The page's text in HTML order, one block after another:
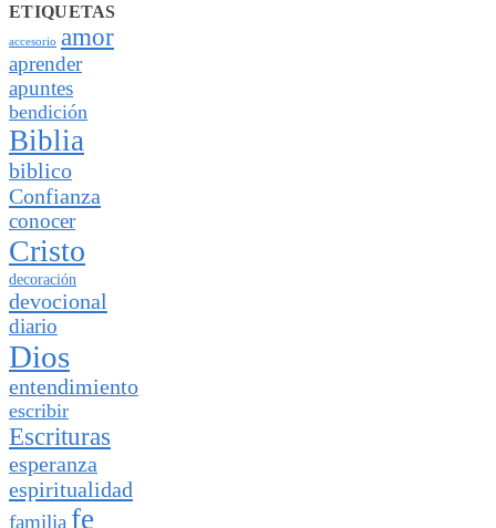
ETIQUETAS
accesorio amor
aprender
apuntes
bendición
Biblia
biblico
Confianza
conocer
Cristo
decoración
devocional
diario
Dios
entendimiento
escribir
Escrituras
esperanza
espiritualidad
familia fe